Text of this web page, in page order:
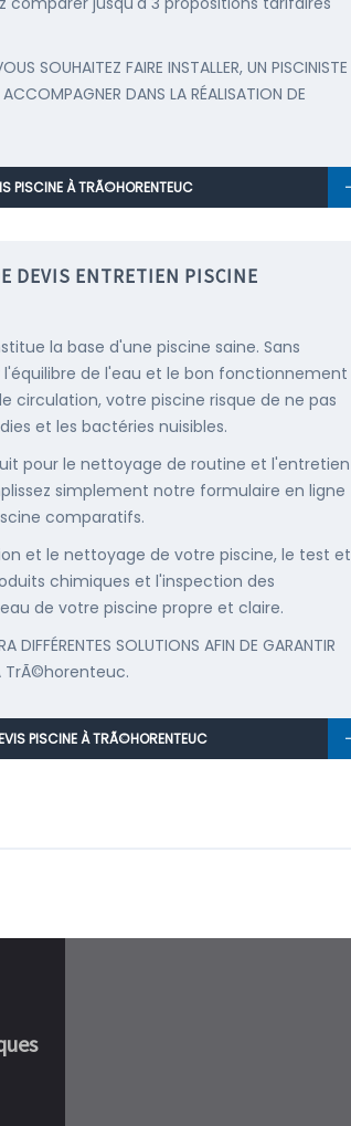
SOUHAITEZ FAIRE INSTALLER, UN PISCINISTE
DANS LA RÉALISATION DE
PISCINE À TRÃ©HORENTEUC
DEVIS ENTRETIEN PISCINE
la base d'une piscine saine. Sans
de l'eau et le bon fonctionnement
circulation, votre piscine risque de ne pas
et les bactéries nuisibles.
pour le nettoyage de routine et l'entretien
simplement notre formulaire en ligne
comparatifs.
et le nettoyage de votre piscine, le test et
chimiques et l'inspection des
de votre piscine propre et claire.
DIFFÉRENTES SOLUTIONS AFIN DE GARANTIR
À TrÃ©horenteuc.
PISCINE À TRÃ©HORENTEUC